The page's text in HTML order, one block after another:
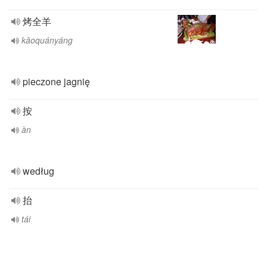
烤全羊
kǎoquányáng
pieczone jagnię
按
àn
według
抬
tái